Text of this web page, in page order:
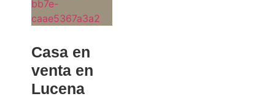
Casa en
venta en
Lucena